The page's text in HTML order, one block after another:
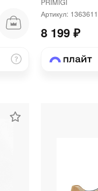
PRIMIGI
Артикул: 1363611
8 199 ₽